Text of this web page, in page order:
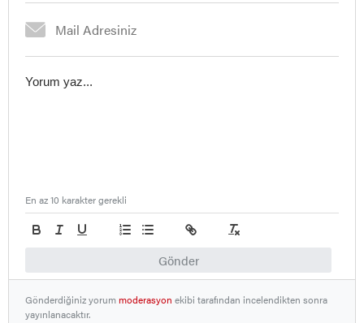
Gönder
En az 10 karakter gerekli
Gönderdiğiniz yorummoderasyon ekibi tarafından incelendikten sonra
yayınlanacaktır.